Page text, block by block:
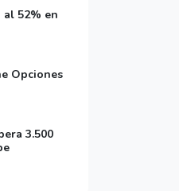
al 52% en
Opciones
3.500